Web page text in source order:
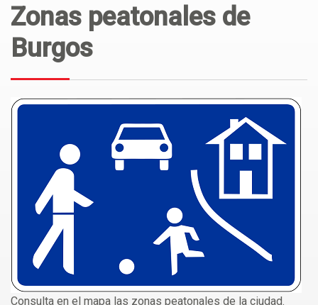
Zonas peatonales de
Burgos
Consulta en el mapa las zonas peatonales de la ciudad.